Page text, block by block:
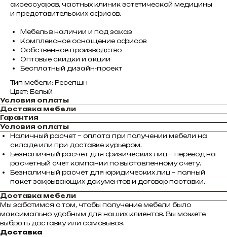
аксессуаров, частных клиник эстетической медицины
и представительских офисов.
Мебель в наличии и под заказ
Комплексное оснащение офисов
Собственное производство
Оптовые скидки и акции
Бесплатный дизайн-проект
Тип мебели: Ресепшн
Цвет: Белый
Условия оплаты
Доставка мебели
Гарантия
Условия оплаты
Наличный расчет – оплата при получении мебели на
складе или при доставке курьером.
Безналичный расчет для физических лиц – перевод на
расчетный счет компании по выставленному счету.
Безналичный расчет для юридических лиц – полный
пакет закрывающих документов и договор поставки.
Доставка мебели
Мы заботимся о том, чтобы получение мебели было
максимально удобным для наших клиентов. Вы можете
выбрать доставку или самовывоз.
Доставка